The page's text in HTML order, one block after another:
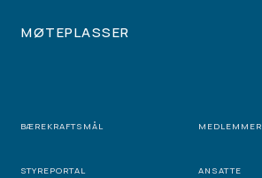
MØTEPLASSER
BÆREKRAFTSMÅL MEDLEMMER
STYREPORTAL ANSATTE